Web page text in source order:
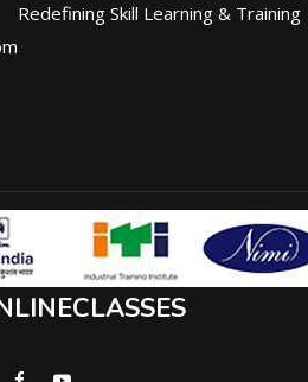
Redefining Skill Learning & Training